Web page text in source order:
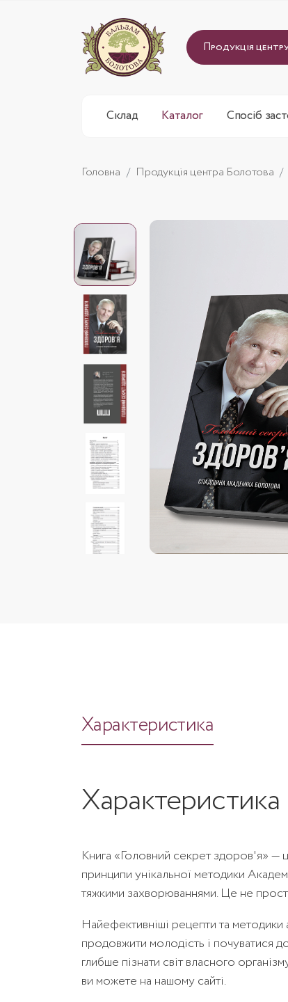
Продукція
Склад Каталог Спосіб
Головна Продукція центра Болотова
Характеристика
Характеристика
Книга «Головний секрет здоров'я» —
принципи унікальної методики
тяжкими захворюваннями. Це не
Найефективніші рецепти та
продовжити молодість і почуватися
глибше пізнати світ власного
ви можете на нашому сайті.